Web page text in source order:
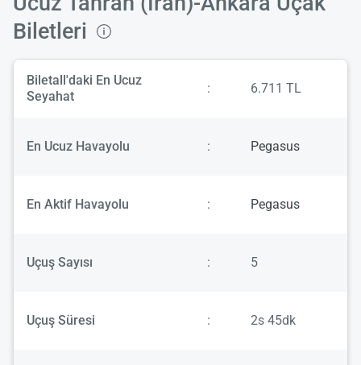
Biletleri
Biletall'daki En Ucuz
Seyahat
: 6.711 TL
En Ucuz Havayolu : Pegasus
En Aktif Havayolu : Pegasus
Uçuş Sayısı : 5
Uçuş Süresi : 2s 45dk